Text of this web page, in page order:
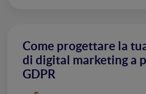
Come progettare la
di digital marketing a
GDPR